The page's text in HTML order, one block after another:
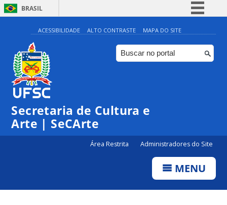
BRASIL
Simplifique!
Comunica BR
Participe
ACESSIBILIDADE ALTO CONTRASTE MAPA DO SITE
Secretaria de Cultura e
Arte | SeCArte
Área Restrita Administradores do Site
MENU